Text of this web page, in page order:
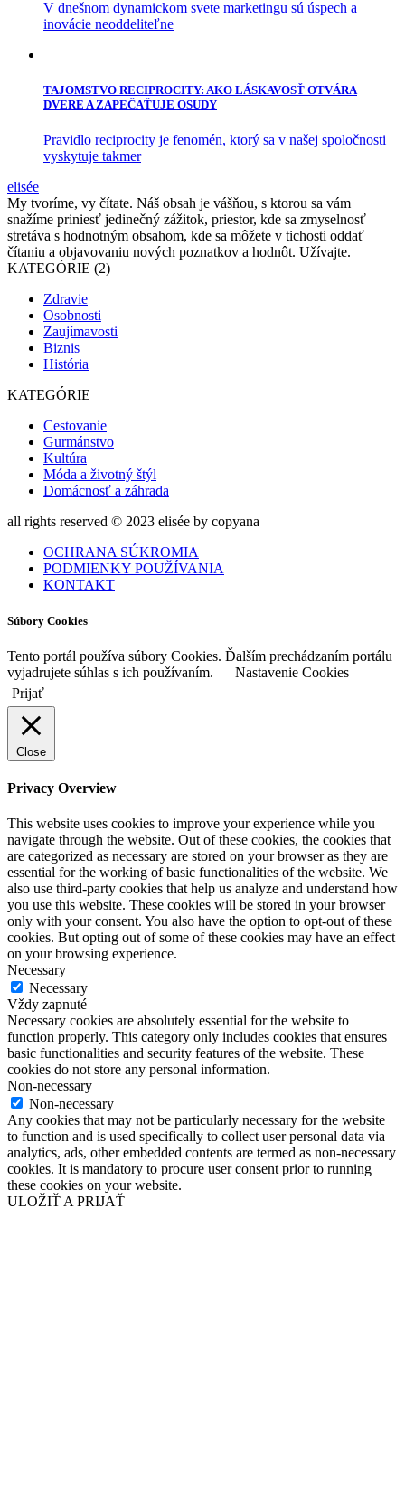
V dnešnom dynamickom svete marketingu sú úspech a
inovácie neoddeliteľne
TAJOMSTVO RECIPROCITY: AKO LÁSKAVOSŤ OTVÁRA
DVERE A ZAPEČAŤUJE OSUDY
Pravidlo reciprocity je fenomén, ktorý sa v našej spoločnosti
vyskytuje takmer
elisée
My tvoríme, vy čítate. Náš obsah je vášňou, s ktorou sa vám
snažíme priniesť jedinečný zážitok, priestor, kde sa zmyselnosť
stretáva s hodnotným obsahom, kde sa môžete v tichosti oddať
čítaniu a objavovaniu nových poznatkov a hodnôt. Užívajte.
KATEGÓRIE (2)
Zdravie
Osobnosti
Zaujímavosti
Biznis
História
KATEGÓRIE
Cestovanie
Gurmánstvo
Kultúra
Móda a životný štýl
Domácnosť a záhrada
all rights reserved © 2023 elisée by copyana
OCHRANA SÚKROMIA
PODMIENKY POUŽÍVANIA
KONTAKT
Súbory Cookies
Tento portál používa súbory Cookies. Ďalším prechádzaním portálu
vyjadrujete súhlas s ich používaním.
Nastavenie Cookies
Prijať
Close
Privacy Overview
This website uses cookies to improve your experience while you
navigate through the website. Out of these cookies, the cookies that
are categorized as necessary are stored on your browser as they are
essential for the working of basic functionalities of the website. We
also use third-party cookies that help us analyze and understand how
you use this website. These cookies will be stored in your browser
only with your consent. You also have the option to opt-out of these
cookies. But opting out of some of these cookies may have an effect
on your browsing experience.
Necessary
Necessary
Vždy zapnuté
Necessary cookies are absolutely essential for the website to
function properly. This category only includes cookies that ensures
basic functionalities and security features of the website. These
cookies do not store any personal information.
Non-necessary
Non-necessary
Any cookies that may not be particularly necessary for the website
to function and is used specifically to collect user personal data via
analytics, ads, other embedded contents are termed as non-necessary
cookies. It is mandatory to procure user consent prior to running
these cookies on your website.
ULOŽIŤ A PRIJAŤ